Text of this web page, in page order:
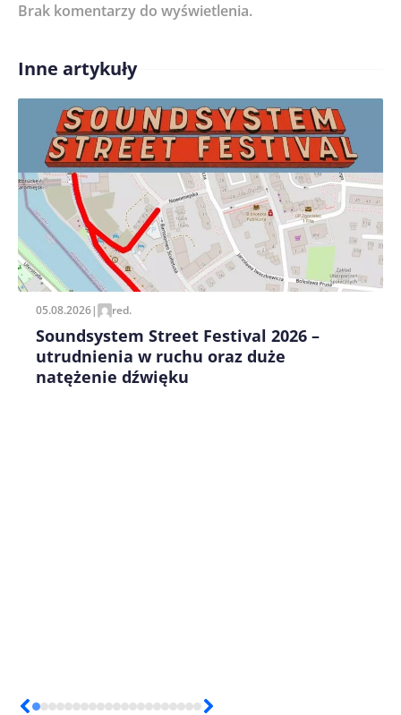
Treść komentarza*
Imię/ Nick*
Zapamiętaj moje dane w tej przeglądarce podczas
pisania kolejnych komentarzy.
Brak komentarzy do wyświetlenia.
Inne artykuły
05.08.2026| red.
Soundsystem Street Festival 2026 –
utrudnienia w ruchu oraz duże
natężenie dźwięku